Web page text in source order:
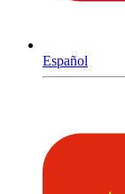
Español